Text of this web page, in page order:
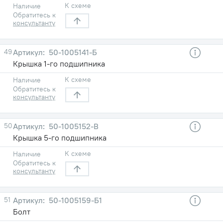
Наличие
Обратитесь к
консультанту
К схеме
49
50-1005141-Б
Крышка 1-го подшипника
Наличие
Обратитесь к
консультанту
К схеме
50
50-1005152-В
Крышка 5-го подшипника
Наличие
Обратитесь к
консультанту
К схеме
51
50-1005159-Б1
Болт